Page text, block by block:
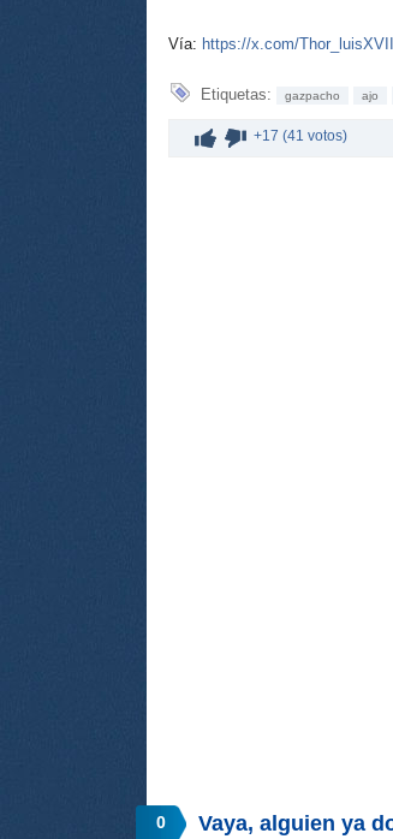
Vía: https://x.com/
Etiquetas: gazpacho ajo
+17 (41 votos)
0
Vaya, alguien ya